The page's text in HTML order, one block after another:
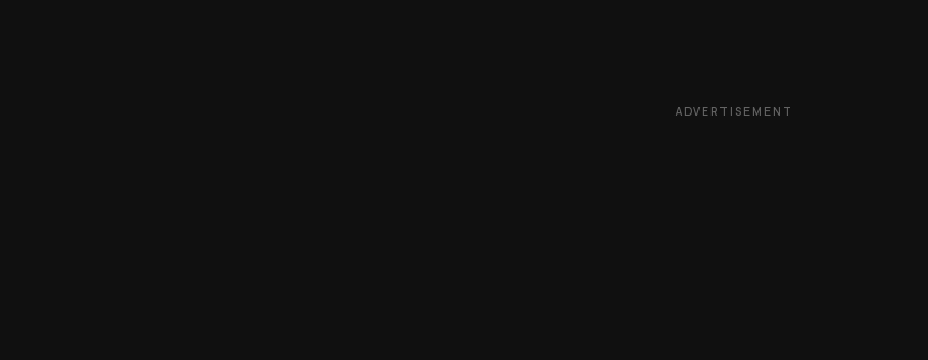
ADVERTISEMENT